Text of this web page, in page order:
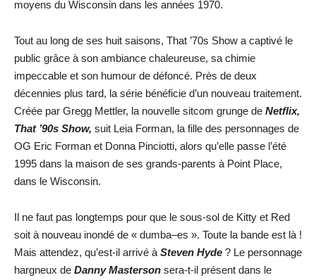
moyens du Wisconsin dans les années 1970.
Tout au long de ses huit saisons, That ’70s Show a captivé le
public grâce à son ambiance chaleureuse, sa chimie
impeccable et son humour de défoncé. Près de deux
décennies plus tard, la série bénéficie d’un nouveau traitement.
Créée par Gregg Mettler, la nouvelle sitcom grunge de Netflix,
That ’90s Show, suit Leia Forman, la fille des personnages de
OG Eric Forman et Donna Pinciotti, alors qu’elle passe l’été
1995 dans la maison de ses grands-parents à Point Place,
dans le Wisconsin.
Il ne faut pas longtemps pour que le sous-sol de Kitty et Red
soit à nouveau inondé de « dumba–es ». Toute la bande est là !
Mais attendez, qu’est-il arrivé à Steven Hyde ? Le personnage
hargneux de Danny Masterson sera-t-il présent dans le